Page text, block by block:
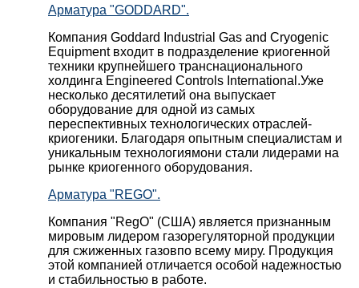
Арматура "GODDARD".
Компания Goddard Industrial Gas and Cryogenic
Equipment входит в подразделение криогенной
техники крупнейшего транснационального
холдинга Engineered Controls International.Уже
несколько десятилетий она выпускает
оборудование для одной из самых
переспективных технологических отраслей-
криогеники. Благодаря опытным специалистам и
уникальным технологиямони стали лидерами на
рынке криогенного оборудования.
Арматура "REGO".
Компания "RegO" (США) является признанным
мировым лидером газорегуляторной продукции
для сжиженных газовпо всему миру. Продукция
этой компанией отличается особой надежностью
и стабильностью в работе.